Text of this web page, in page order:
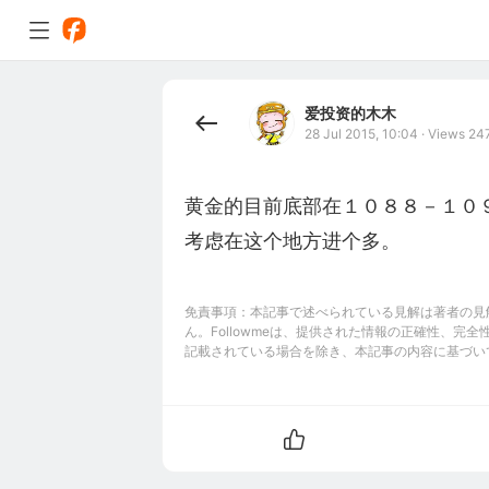
爱投资的木木
28 Jul 2015, 10:04 · Views
黄金的目前底部在１０８８－１
考虑在这个地方进个多。
免責事項：本記事で述べられている見解は著者の
ん。Followmeは、提供された情報の正確性、完全
記載されている場合を除き、本記事の内容に基づ